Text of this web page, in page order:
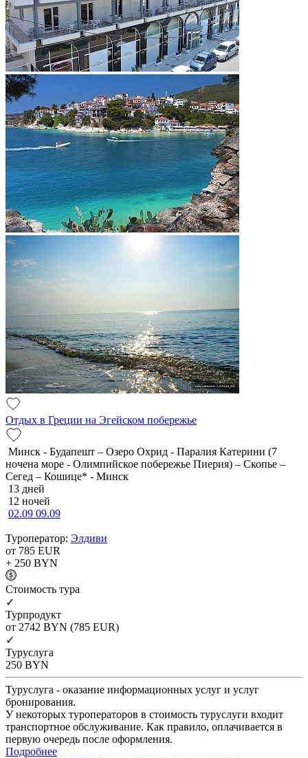
Отдых в Греции на Эгейском побережье
Минск - Будапешт – Озеро Охрид - Паралия Катерини (7
ночена море - Олимпийское побережье Пиерия) – Скопье –
Сегед – Кошице* - Минск
13 дней
12 ночей
02.09 09.09
Туроператор: Элдиви
от 785 EUR
+ 250 BYN
Cтоимость тура
✓
Турпродукт
от 2742 BYN (785 EUR)
✓
Туруслуга
250 BYN
Туруслуга - оказание информационных услуг и услуг
бронирования.
У некоторых туроператоров в стоимость туруслуги входит
транспортное обслуживание. Как правило, оплачивается в
первую очередь после оформления.
Подробнее